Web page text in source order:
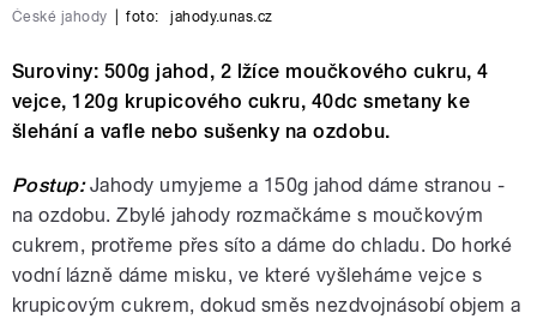
České jahody foto: jahody.unas.cz
Suroviny: 500g jahod, 2 lžíce moučkového cukru, 4
vejce, 120g krupicového cukru, 40dc smetany ke
šlehání a vafle nebo sušenky na ozdobu.
Postup: Jahody umyjeme a 150g jahod dáme stranou -
na ozdobu. Zbylé jahody rozmačkáme s moučkovým
cukrem, protřeme přes síto a dáme do chladu. Do horké
vodní lázně dáme misku, ve které vyšleháme vejce s
krupicovým cukrem, dokud směs nezdvojnásobí objem a